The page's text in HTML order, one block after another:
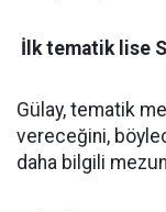
İlk tematik lise
Gülay, tematik
vereceğini,
daha bilgili